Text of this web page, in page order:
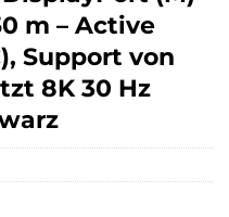
m – Active
Support von
8K 30 Hz